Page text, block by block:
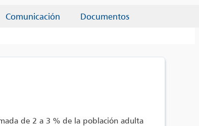
Comunicación Documentos
de 2 a 3 % de la población adulta